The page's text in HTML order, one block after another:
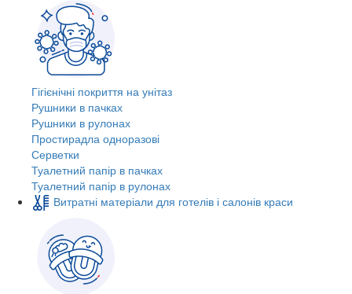
Гігієнічні покриття на унітаз
Рушники в пачках
Рушники в рулонах
Простирадла одноразові
Серветки
Туалетний папір в пачках
Туалетний папір в рулонах
Витратні матеріали для готелів і салонів краси